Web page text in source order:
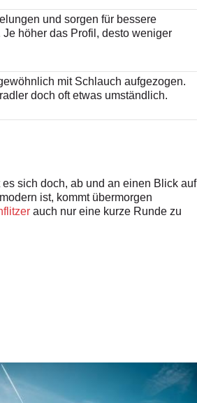
und sorgen für bessere
höher das Profil, desto weniger
mit Schlauch aufgezogen.
doch oft etwas umständlich.
sich doch, ab und an einen Blick auf
ist, kommt übermorgen
auch nur eine kurze Runde zu